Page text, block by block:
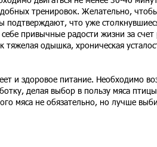
тренировок. Желательно,
подтверждают, что уже
привычные радости жизни за счет
одышка, хроническая
и здоровое питание. Необходимо
делая выбор в пользу мяса
мяса не обязательно, но лучше